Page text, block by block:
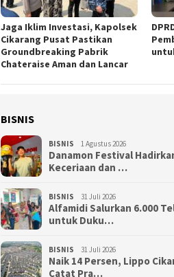
Jaga Iklim Investasi, Kapolsek
Cikarang Pusat Pastikan
Groundbreaking Pabrik
Chateraise Aman dan Lancar
BISNIS
BISNIS 1 Agustus 2026
Danamon Festival
Keceriaan dan …
BISNIS 31 Juli 2026
Alfamidi Salurkan 6.000
untuk Duku…
BISNIS 31 Juli 2026
Naik 14 Persen, Lippo
Catat Pra…